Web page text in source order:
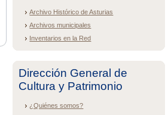
Archivo Histórico de Asturias
Archivos municipales
Inventarios en la Red
Dirección General de
Cultura y Patrimonio
¿Quiénes somos?